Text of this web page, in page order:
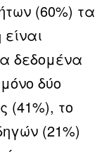
(60%) τα
δεδομένα
δύο
(41%), το
(21%)